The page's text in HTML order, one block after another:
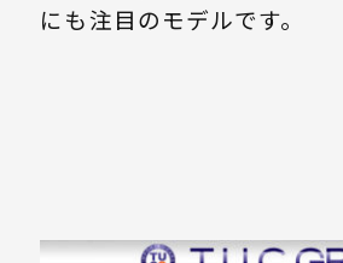
にも注目のモデルです。